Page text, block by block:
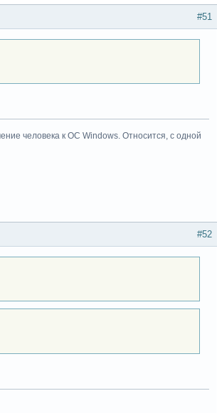
#51
человека к ОС Windows. Относится, с одной
#52